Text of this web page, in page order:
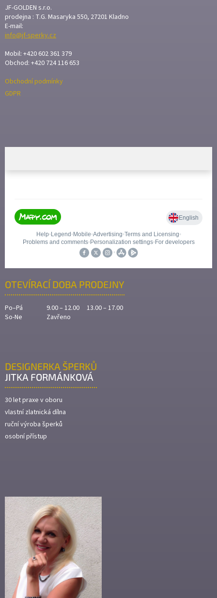
A
T
JF-GOLDEN s.r.o.
prodejna : T.G. Masaryka 550, 27201 Kladno
E-mail:
info@jf-sperky.cz
Mobil: +420 602 361 379
Obchod: +420 724 116 653
Obchodní podmínky
GDPR
OTEVÍRACÍ DOBA PRODEJNY
Po–Pá
9.00 – 12.00 13.00 – 17.00
So-Ne
Zavřeno
DESIGNERKA ŠPERKŮ
JITKA FORMÁNKOVÁ
30 let praxe v oboru
vlastní zlatnická dílna
ruční výroba šperků
osobní přístup